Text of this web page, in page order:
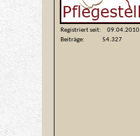
Registriert seit
09.04.2010
Beiträge
54.327